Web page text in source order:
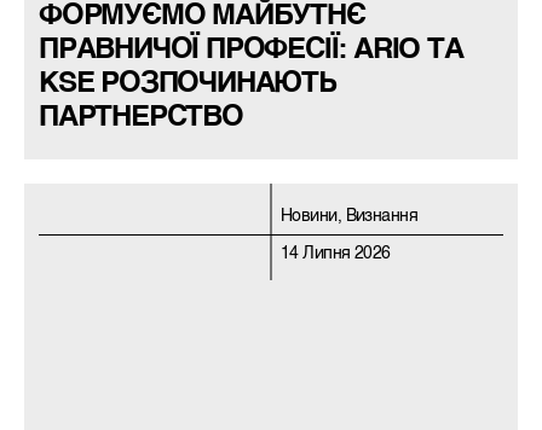
ФОРМУЄМО МАЙБУТНЄ
ПРАВНИЧОЇ ПРОФЕСІЇ: ARIO ТА
KSE РОЗПОЧИНАЮТЬ
ПАРТНЕРСТВО
Новини, Визнання
14 Липня 2026